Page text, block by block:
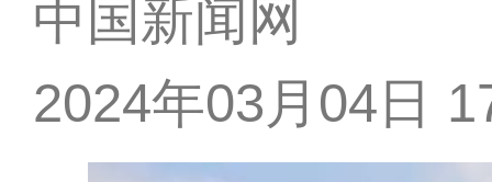
中国新闻网
2024年03月04日